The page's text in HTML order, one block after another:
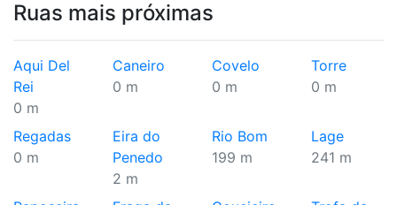
Ruas mais próximas
Aqui Del
Rei
0 m
Caneiro
0 m
Covelo
0 m
Torre
0 m
Regadas
0 m
Eira do
Penedo
2 m
Rio Bom
199 m
Lage
241 m